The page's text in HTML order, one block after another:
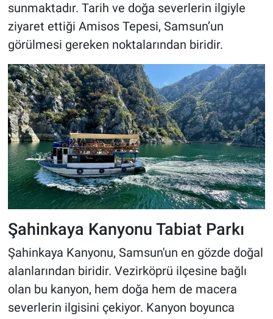
sunmaktadır. Tarih ve doğa severlerin ilgiyle
ziyaret ettiği Amisos Tepesi, Samsun’un
görülmesi gereken noktalarından biridir.
Şahinkaya Kanyonu Tabiat Parkı
Şahinkaya Kanyonu, Samsun'un en gözde doğal
alanlarından biridir. Vezirköprü ilçesine bağlı
olan bu kanyon, hem doğa hem de macera
severlerin ilgisini çekiyor. Kanyon boyunca